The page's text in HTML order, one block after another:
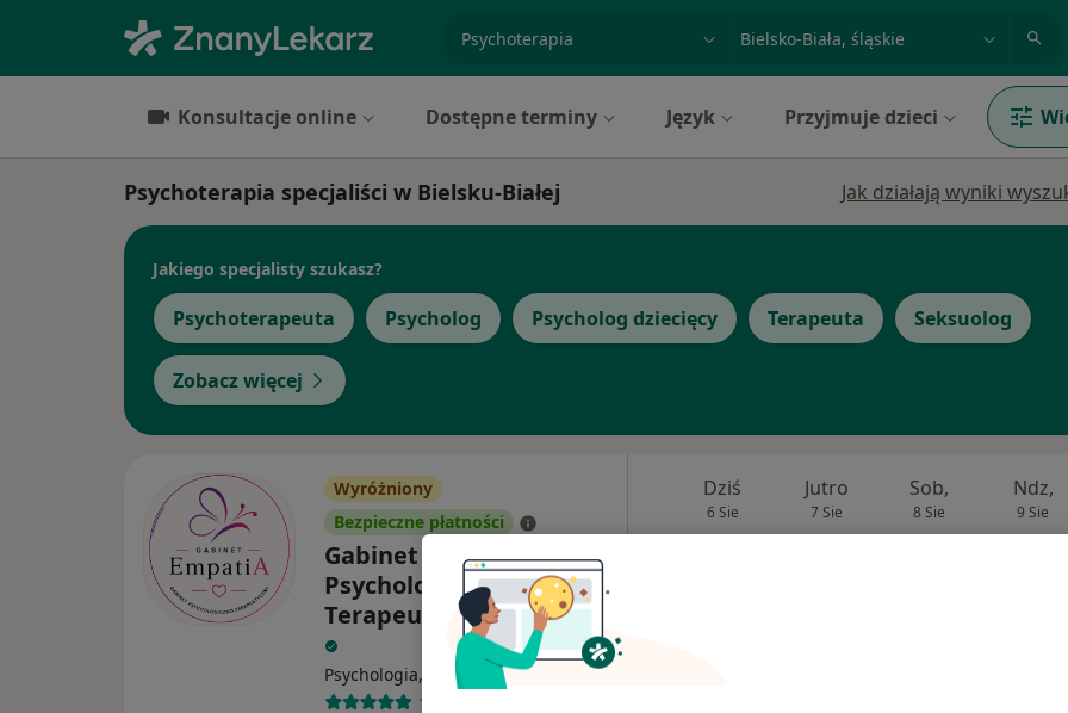
miasto lub dzielnica
Konsultacje online Dostępne terminy Język Przyjmuje dzieci
Psychoterapia specjaliści w Bielsku-Białej Jak działają wyniki
Jakiego specjalisty szukasz?
Psychoterapeuta Psycholog Psycholog dziecięcy Terapeuta Seksuolog
Zobacz więcej
Wyróżniony
Bezpieczne płatności
Gabinet
Psychologiczno-
Terapeutyczny EmpatiA
Psychologia, Psychoterapia
164 opinie
Dziś
6 Sie
Jutro
7 Sie
Sob,
8 Sie
Ndz,
9 Sie